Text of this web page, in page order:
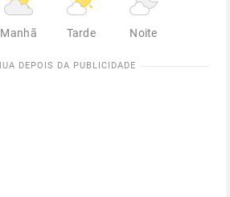
Manhã Tarde Noite